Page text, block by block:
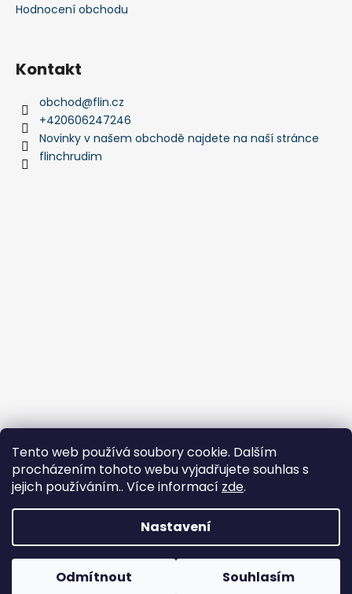
Tento web používá soubory cookie. Dalším
procházením tohoto webu vyjadřujete souhlas s
jejich používáním.. Více informací zde.
Nastavení
Odmítnout Souhlasím
Hodnocení obchodu
Kontakt
obchod@flin.cz
+420606247246
Novinky v našem obchodě najdete na naší stránce
flinchrudim
Flin Sport
Copyright 2026Flin Sport. Všechna práva vyhrazena.
Upravit nastavení cookies